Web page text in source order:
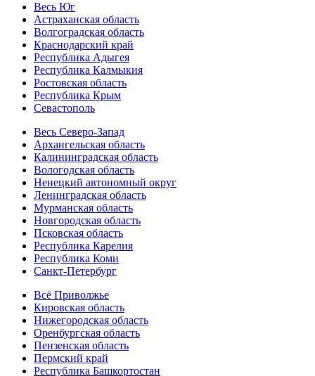
Весь Юг
Астраханская область
Волгоградская область
Краснодарский край
Республика Адыгея
Республика Калмыкия
Ростовская область
Республика Крым
Севастополь
Весь Северо-Запад
Архангельская область
Калининградская область
Вологодская область
Ненецкий автономный округ
Ленинградская область
Мурманская область
Новгородская область
Псковская область
Республика Карелия
Республика Коми
Санкт-Петербург
Всё Приволжье
Кировская область
Нижегородская область
Оренбургская область
Пензенская область
Пермский край
Республика Башкортостан